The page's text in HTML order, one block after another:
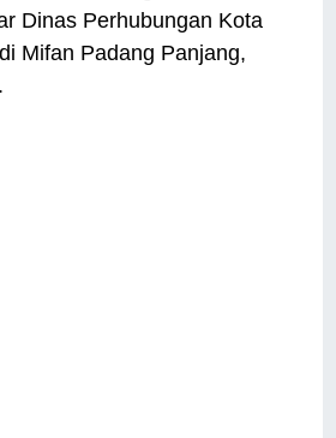
Dinas Perhubungan Kota
Mifan Padang Panjang,